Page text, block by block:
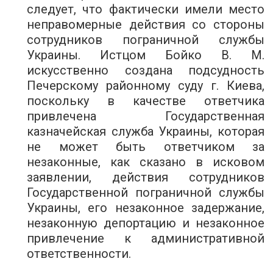
следует, что фактически имели место
неправомерные действия со стороны
сотрудников пограничной службы
Украины. Истцом Бойко В. М.
искусственно создана подсудность
Печерскому районному суду г. Киева,
поскольку в качестве ответчика
привлечена Государственная
казначейская служба Украины, которая
не может быть ответчиком за
незаконные, как сказано в исковом
заявлении, действия сотрудников
Государственной пограничной службы
Украины, его незаконное задержание,
незаконную депортацию и незаконное
привлечение к административной
ответственности.